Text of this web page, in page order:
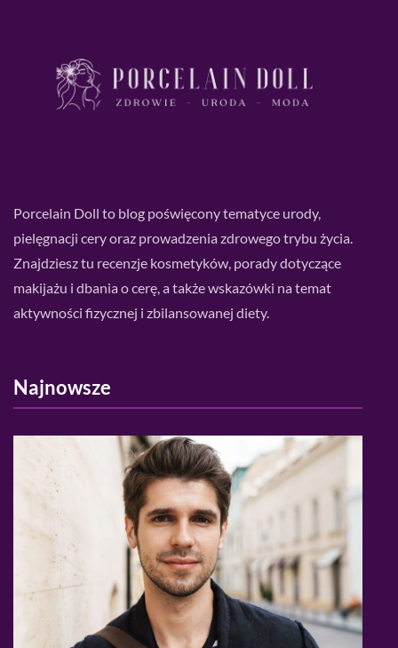
Porcelain Doll to blog poświęcony tematyce urody,
pielęgnacji cery oraz prowadzenia zdrowego trybu życia.
Znajdziesz tu recenzje kosmetyków, porady dotyczące
makijażu i dbania o cerę, a także wskazówki na temat
aktywności fizycznej i zbilansowanej diety.
Najnowsze